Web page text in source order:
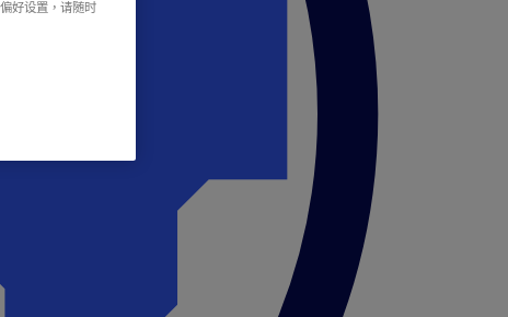
好设置，请随时